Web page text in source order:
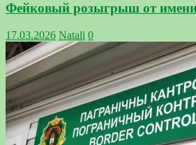
Фейковый розыгрыш от имени
17.03.2026 Natali 0